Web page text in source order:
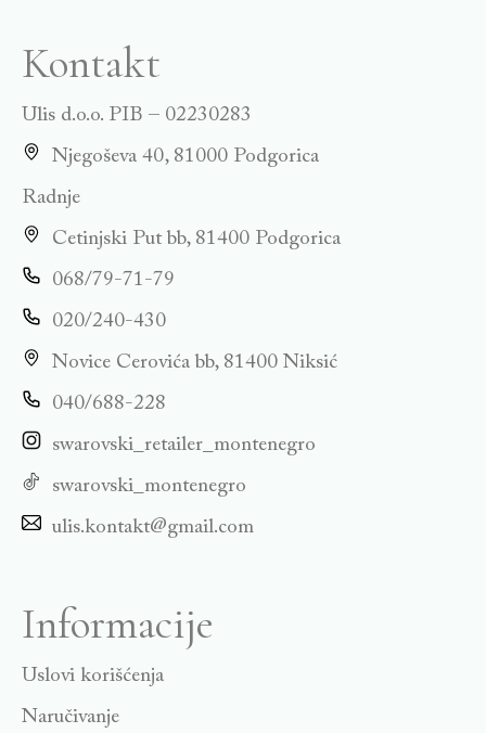
Kontakt
Ulis d.o.o. PIB – 02230283
Njegoševa 40, 81000 Podgorica
Radnje
Cetinjski Put bb, 81400 Podgorica
068/79-71-79
020/240-430
Novice Cerovića bb, 81400 Niksić
040/688-228
swarovski_retailer_montenegro
swarovski_montenegro
ulis.kontakt@gmail.com
Informacije
Uslovi korišćenja
Naručivanje